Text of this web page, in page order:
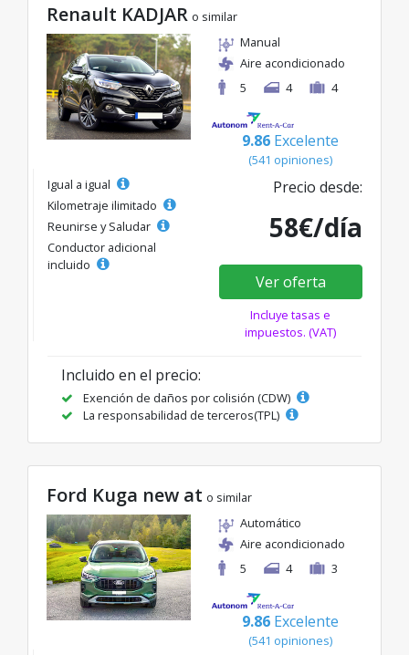
Renault KADJAR o similar
Manual
Aire acondicionado
5
4 4
9.86 Excelente
(541 opiniones)
Igual a igual
Kilometraje ilimitado
Reunirse y Saludar
Conductor adicional
incluido
Precio desde:
58€/día
Ver oferta
Incluye tasas e
impuestos. (VAT)
Incluido en el precio:
Exención de daños por colisión (CDW)
La responsabilidad de terceros(TPL)
Ford Kuga new at o similar
Automático
Aire acondicionado
5
4 3
9.86 Excelente
(541 opiniones)